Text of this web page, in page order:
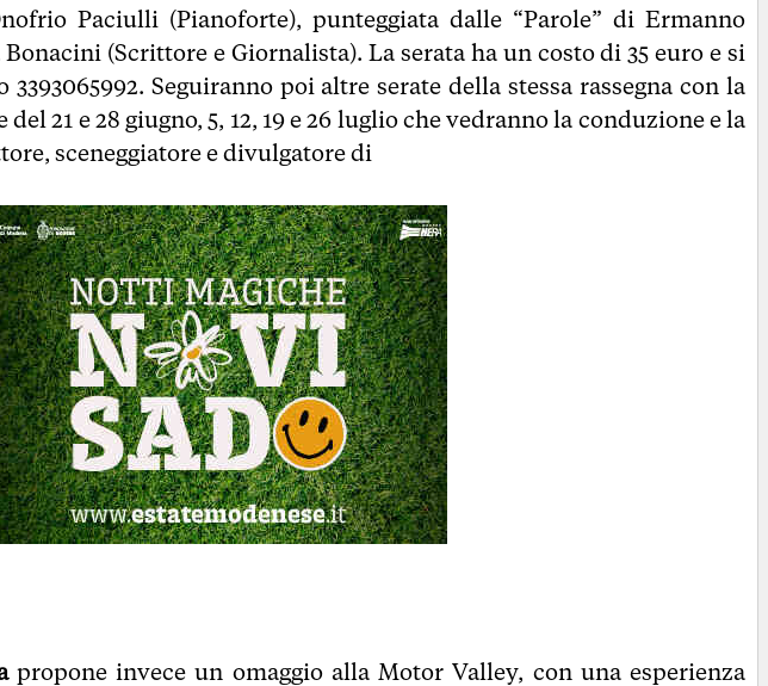
Paciulli (Pianoforte), punteggiata dalle “Parole” di Ermanno
(Scrittore e Giornalista). La serata ha un costo di 35 euro e si
Seguiranno poi altre serate della stessa rassegna con la
21 e 28 giugno, 5, 12, 19 e 26 luglio che vedranno la conduzione e la
sceneggiatore e divulgatore di
propone invece un omaggio alla Motor Valley, con una esperienza